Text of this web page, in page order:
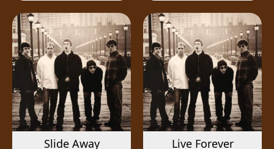
Slide Away Live Forever